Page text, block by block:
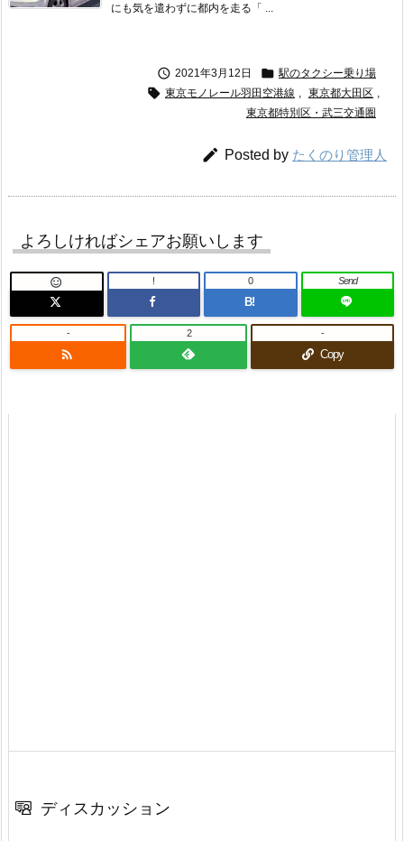
にも気を遣わずに都内を走る「 ...
 2021年3月12日  駅のタクシー乗り場
 東京モノレール羽田空港線 , 東京都大田区 ,
東京都特別区・武三交通圏
 Posted by たくのり管理人
よろしければシェアお願いします
 !
B!
0 Send

- 2
Copy
-
ディスカッション